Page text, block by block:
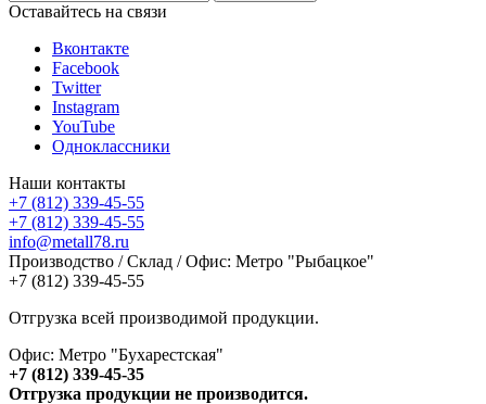
Оставайтесь на связи
Вконтакте
Facebook
Twitter
Instagram
YouTube
Одноклассники
Наши контакты
+7 (812) 339-45-55
+7 (812) 339-45-55
info@metall78.ru
Производство / Склад / Офис: Метро "Рыбацкое"
+7 (812) 339-45-55
Отгрузка всей производимой продукции.
Офис: Метро "Бухарестская"
+7 (812) 339-45-35
Отгрузка продукции не производится.